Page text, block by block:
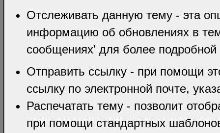
Отслеживать данную тему - эта
информацию об обновлениях в
сообщениях' для более
Отправить ссылку - при помощи
ссылку по электронной почте,
Распечатать тему - позволит
при помощи стандартных